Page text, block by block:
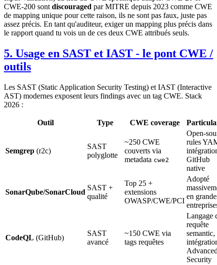
CWE-200 sont discouraged par MITRE depuis 2023 comme CWE
de mapping unique pour cette raison, ils ne sont pas faux, juste pas
assez précis. En tant qu'auditeur, exiger un mapping plus précis dans
le rapport quand tu vois un de ces deux CWE attribués seuls.
5. Usage en SAST et IAST - le pont CWE /
outils
Les SAST (Static Application Security Testing) et IAST (Interactive
AST) modernes exposent leurs findings avec un tag CWE. Stack
2026 :
Outil Type CWE coverage
Semgrep (r2c)
SAST
polyglotte
~250 CWE
couverts via
metadata cwe2
Open-
rules
GitHub
native
SonarQube/SonarCloud
SAST +
qualité
Top 25 +
extensions
OWASP/CWE/PCI
Adopté
en
CodeQL (GitHub)
SAST
avancé
~150 CWE via
tags requêtes
Langage
requête
semantic,
Security